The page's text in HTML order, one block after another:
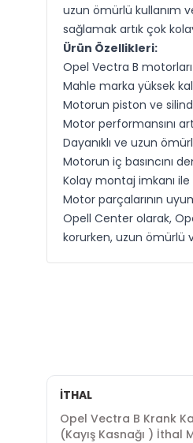
uzun ömürlü kullanım
sağlamak artık çok
Ürün Özellikleri:
Opel Vectra B
Mahle marka yüksek
Motorun piston ve silindir
Motor performansını
Dayanıklı ve uzun
Motorun iç basıncını
Kolay montaj imkanı
Motor parçalarının
Opell Center olarak,
korurken, uzun ömürlü
İTHAL
Opel Vectra B Krank
(Kayış Kasnağı ) İthal